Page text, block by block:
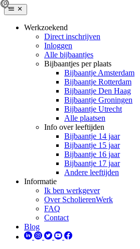
Werkzoekend
Direct inschrijven
Inloggen
Alle bijbaantjes
Bijbaantjes per plaats
Bijbaantje Amsterdam
Bijbaantje Rotterdam
Bijbaantje Den Haag
Bijbaantje Groningen
Bijbaantje Utrecht
Alle plaatsen
Info over leeftijden
Bijbaantje 14 jaar
Bijbaantje 15 jaar
Bijbaantje 16 jaar
Bijbaantje 17 jaar
Andere leeftijden
Informatie
Ik ben werkgever
Over ScholierenWerk
FAQ
Contact
Blog